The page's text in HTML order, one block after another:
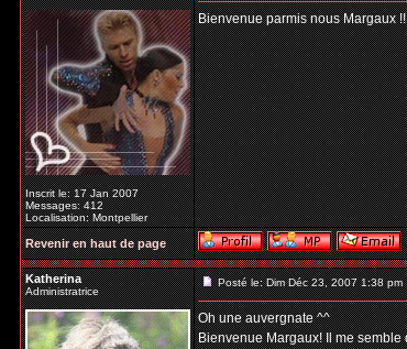
Inscrit le: 17 Jan 2007
Messages: 412
Localisation: Montpellier
Bienvenue parmis nous Margaux
Revenir en haut de page
Katherina
Administratrice
Posté le: Dim Déc 23, 2007 1:38 pm
Oh une auvergnate ^^
Bienvenue Margaux! Il me